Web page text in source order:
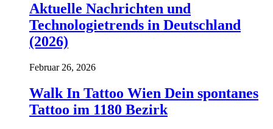
Aktuelle Nachrichten und
Technologietrends in Deutschland
(2026)
Februar 26, 2026
Walk In Tattoo Wien Dein spontanes
Tattoo im 1180 Bezirk